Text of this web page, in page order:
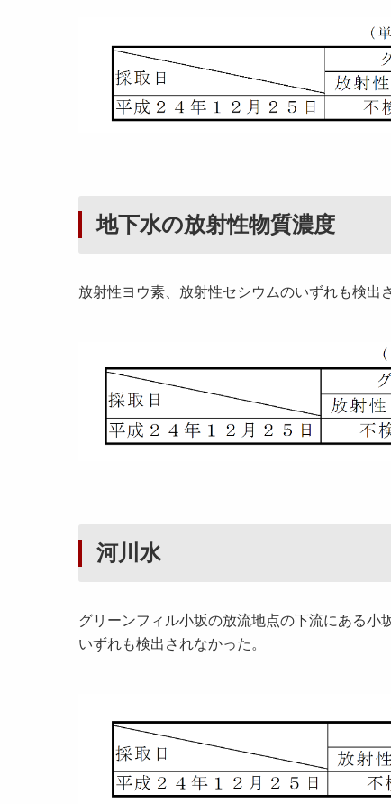
地下水の放射性物質濃度
放射性ヨウ素、放射性セシウムのいずれも検出
河川水
グリーンフィル小坂の放流地点の下流にある
いずれも検出されなかった。